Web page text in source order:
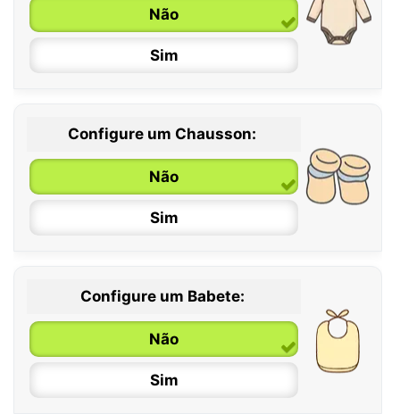
Não
Sim
0 / 6 meses
6 / 12 meses
12 / 18 meses
Configure um Chausson:
Não
Sim
Configure um Babete:
Não
Sim